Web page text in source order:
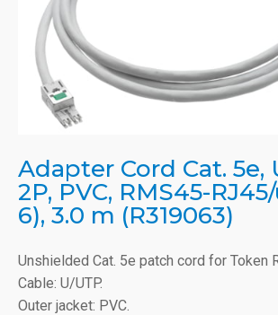
Adapter Cord Cat. 5e,
2P, PVC, RMS45-
6), 3.0 m (R319063)
Unshielded Cat. 5e patch cord for Token
Cable: U/UTP.
Outer jacket: PVC.